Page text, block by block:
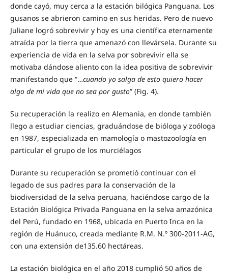
donde cayó, muy cerca a la estación bilógica Panguana. Los
gusanos se abrieron camino en sus heridas. Pero de nuevo
Juliane logró sobrevivir y hoy es una científica eternamente
atraída por la tierra que amenazó con llevársela. Durante su
experiencia de vida en la selva por sobrevivir ella se
motivaba dándose aliento con la idea positiva de sobrevivir
manifestando que “…cuando yo salga de esto quiero hacer
algo de mi vida que no sea por gusto” (Fig. 4).
Su recuperación la realizo en Alemania, en donde también
llego a estudiar ciencias, graduándose de bióloga y zoóloga
en 1987, especializada en mamología o mastozoología en
particular el grupo de los murciélagos
Durante su recuperación se prometió continuar con el
legado de sus padres para la conservación de la
biodiversidad de la selva peruana, haciéndose cargo de la
Estación Biológica Privada Panguana en la selva amazónica
del Perú, fundado en 1968, ubicada en Puerto Inca en la
región de Huánuco, creada mediante R.M. N.º 300-2011-AG,
con una extensión de135.60 hectáreas.​​​​​​
La estación biológica en el año 2018 cumplió 50 años de